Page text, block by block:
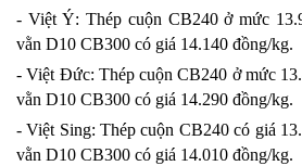
- Việt Ý: Thép cuộn CB240 ở mức
vằn D10 CB300 có giá 14.140 đồng/kg.
- Việt Đức: Thép cuộn CB240 ở mức
vằn D10 CB300 có giá 14.290 đồng/kg.
- Việt Sing: Thép cuộn CB240 có giá
vằn D10 CB300 có giá 14.010 đồng/kg.